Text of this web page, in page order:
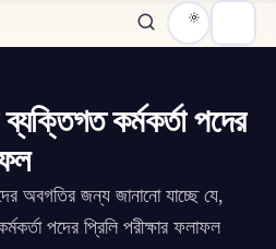
ব্যক্তিগত কর্মকর্তা পদের
অবগতির জন্য জানানো যাচ্ছে যে,
পদের প্রিলি পরীক্ষার ফলাফল